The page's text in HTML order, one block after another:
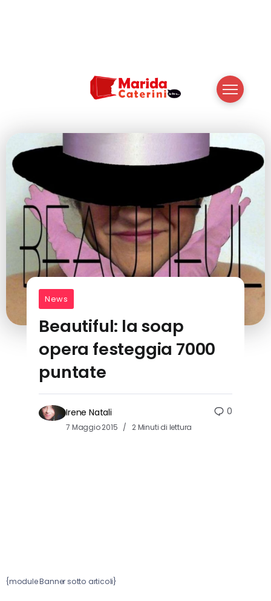
News
Beautiful: la soap
opera festeggia 7000
puntate
Irene Natali
7 Maggio 2015 2 Minuti di lettura
0
{module Banner sotto articoli}